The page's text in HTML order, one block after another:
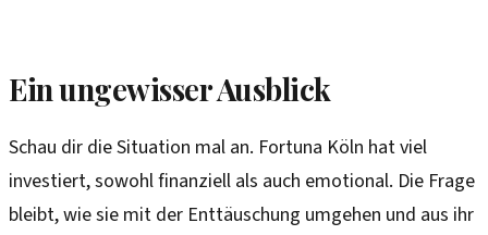
Ein ungewisser Ausblick
Schau dir die Situation mal an. Fortuna Köln hat viel
investiert, sowohl finanziell als auch emotional. Die Frage
bleibt, wie sie mit der Enttäuschung umgehen und aus ihr